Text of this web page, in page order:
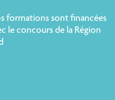
formations sont financées
le concours de la Région